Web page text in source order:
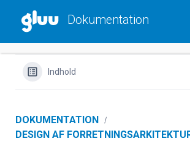
Dokumentation
Indhold
DOKUMENTATION
DESIGN AF
Sammenlign jeres procesarbejde
svare på et kort spørgeskema